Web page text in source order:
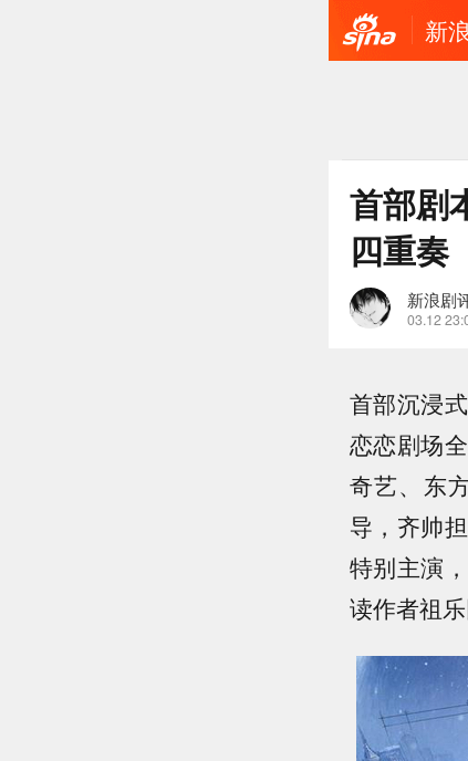
新
首部剧
四重奏
新浪剧
03.12
首部沉浸
恋恋剧场
奇艺、东
导，齐帅
特别主演
读作者祖乐